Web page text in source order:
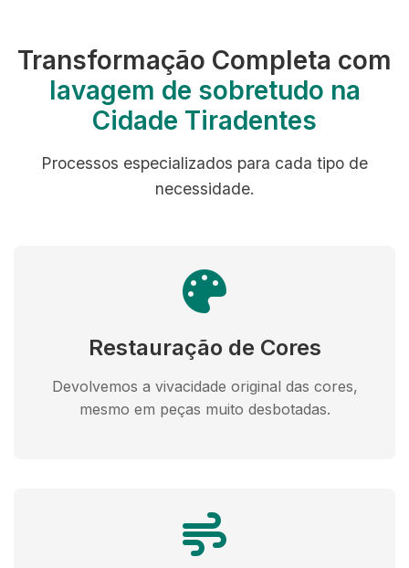
Transformação Completa com
lavagem de sobretudo na
Cidade Tiradentes
Processos especializados para cada tipo de
necessidade.
Restauração de Cores
Devolvemos a vivacidade original das cores,
mesmo em peças muito desbotadas.